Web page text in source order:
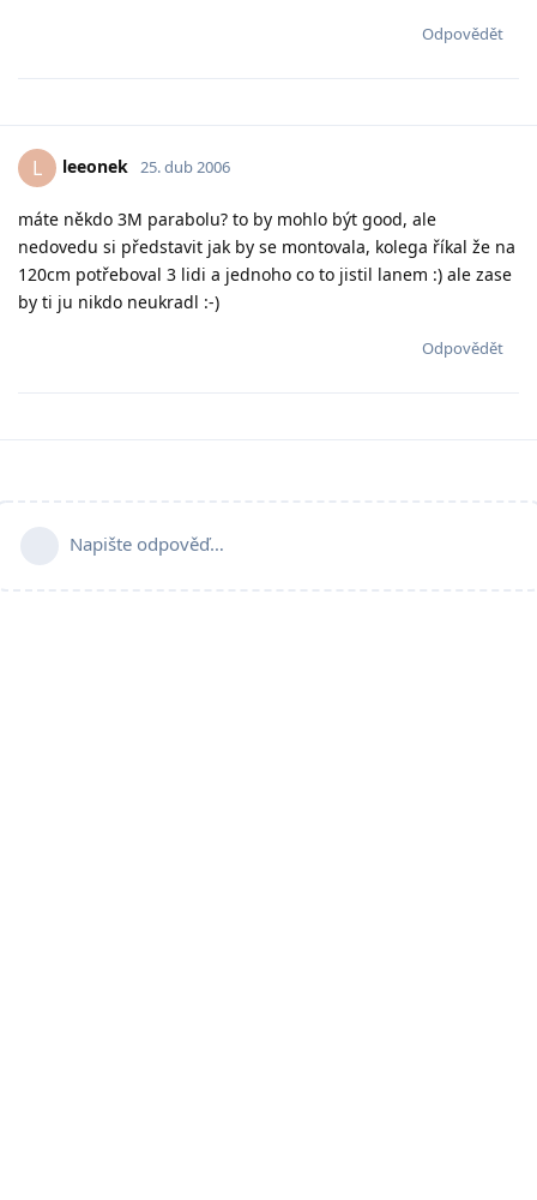
Odpovědět
L leeonek 25. dub 2006
máte někdo 3M parabolu? to by mohlo být good, ale
nedovedu si představit jak by se montovala, kolega říkal že na
120cm potřeboval 3 lidi a jednoho co to jistil lanem :) ale zase
by ti ju nikdo neukradl :-)
Odpovědět
Napište odpověď…